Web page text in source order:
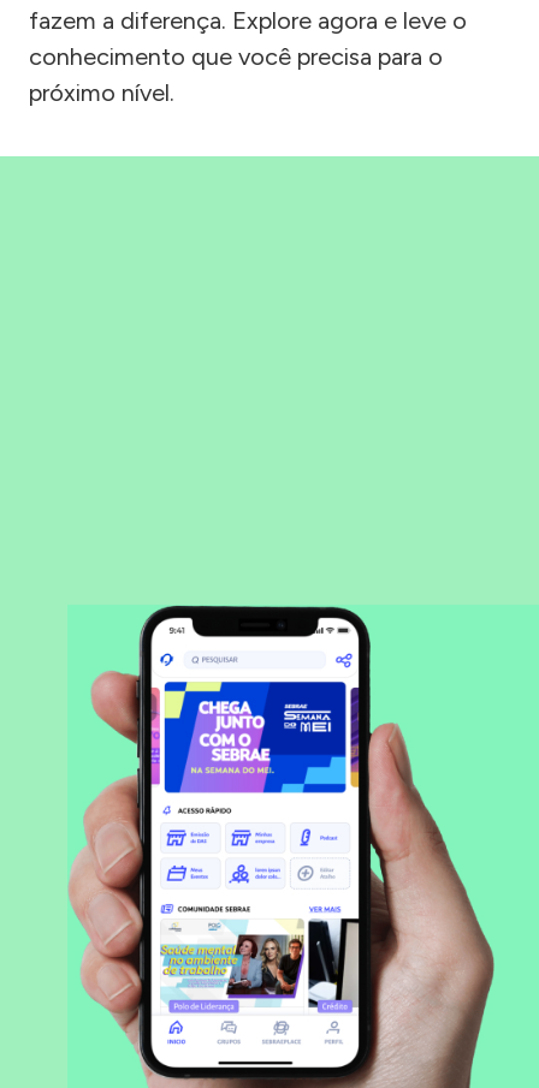
fazem a diferença. Explore agora e leve o
conhecimento que você precisa para o
próximo nível.